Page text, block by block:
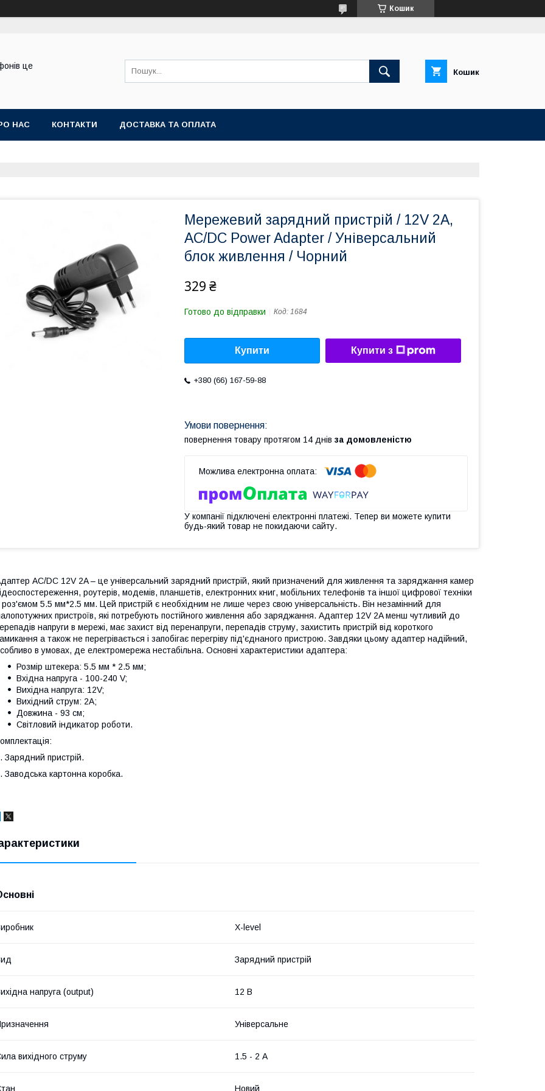
Кошик
це
Кошик
НАС КОНТАКТИ ДОСТАВКА ТА ОПЛАТА
Мережевий зарядний пристрій / 12V 2A,
AC/DC Power Adapter / Універсальний
блок живлення / Чорний
329 ₴
Готово до відправки Код: 1684
Купити Купити з
+380 (66) 167-59-88
повернення товару протягом 14 днів за домовленістю
У компанії підключені електронні платежі. Тепер ви можете купити
будь-який товар не покидаючи сайту.
AC/DC 12V 2A – це універсальний зарядний пристрій, який призначений для живлення та заряджання камер
роутерів, модемів, планшетів, електронних книг, мобільних телефонів та іншої цифрової техніки
роз'ємом 5.5 мм*2.5 мм. Цей пристрій є необхідним не лише через свою універсальність. Він незамінний для
пристроїв, які потребують постійного живлення або заряджання. Адаптер 12V 2A менш чутливий до
напруги в мережі, має захист від перенапруги, перепадів струму, захистить пристрій від короткого
а також не перегрівається і запобігає перегріву під'єднаного пристрою. Завдяки цьому адаптер надійний,
в умовах, де електромережа нестабільна. Основні характеристики адаптера:
Розмір штекера: 5.5 мм * 2.5 мм;
Вхідна напруга - 100-240 V;
Вихідна напруга: 12V;
Вихідний струм: 2А;
Довжина - 93 см;
Світловий індикатор роботи.
Зарядний пристрій.
Заводська картонна коробка.
X-level
Зарядний пристрій
напруга (output) 12 В
Універсальне
вихідного струму 1.5 - 2 А
Новий